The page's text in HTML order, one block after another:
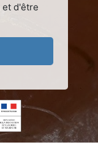
et d'être